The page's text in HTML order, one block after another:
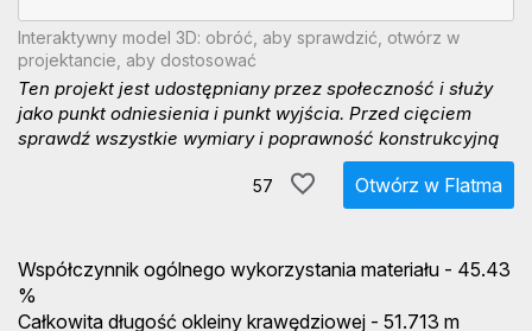
Interaktywny model 3D: obróć, aby sprawdzić, otwórz w
projektancie, aby dostosować
Ten projekt jest udostępniany przez społeczność i służy
jako punkt odniesienia i punkt wyjścia. Przed cięciem
sprawdź wszystkie wymiary i poprawność konstrukcyjną
57 Otwórz w Flatma
Współczynnik ogólnego wykorzystania materiału - 45.43
%
Całkowita długość okleiny krawędziowej - 51.713 m